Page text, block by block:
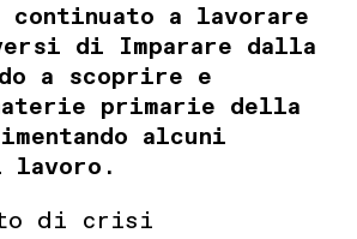
continuato a lavorare
di Imparare dalla
a scoprire e
primarie della
alcuni
lavoro.
di crisi